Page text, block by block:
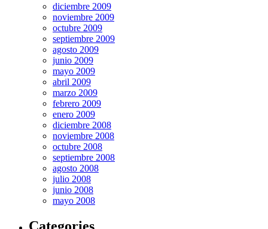
diciembre 2009
noviembre 2009
octubre 2009
septiembre 2009
agosto 2009
junio 2009
mayo 2009
abril 2009
marzo 2009
febrero 2009
enero 2009
diciembre 2008
noviembre 2008
octubre 2008
septiembre 2008
agosto 2008
julio 2008
junio 2008
mayo 2008